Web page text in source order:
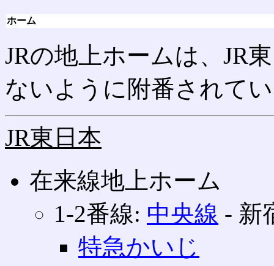
ホーム
JRの地上ホームは、JR
ないように附番されて
JR東日本
在来線地上ホーム
1‐2番線: 中央線 ‐ 新
特急かいじ